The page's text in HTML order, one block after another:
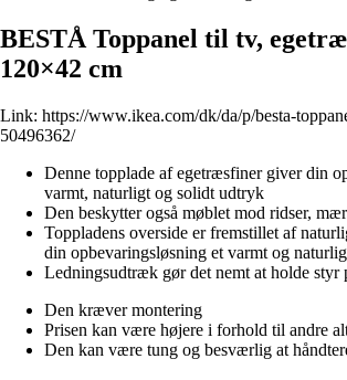
BESTÅ Toppanel til tv,
120×42 cm
Link: https://www.ikea.com/dk/da/p/besta-
50496362/
Denne topplade af egetræsfiner giver din
varmt, naturligt og solidt udtryk
Den beskytter også møblet mod ridser,
Toppladens overside er fremstillet af
din opbevaringsløsning et varmt og
Ledningsudtræk gør det nemt at holde styr
Den kræver montering
Prisen kan være højere i forhold til andre
Den kan være tung og besværlig at